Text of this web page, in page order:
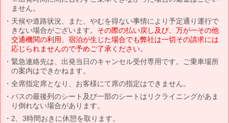
ません。
天候や道路状況、また、やむを得ない事情により予定通り運行で
きない場合がございます。 その際の払い戻し及び、万が一その他
交通機関の利用、宿泊が生じた場合でも弊社は一切その請求には
応じられませんので予めご了承ください。
緊急連絡先は、出発当日のキャンセル受付専用です。ご乗車場所
の案内はできかねます。
全席指定席となり、お客様にて席の指定はできません。
バスの最後列のシート及び一部のシートはリクライニングがあま
り倒れない場合があります。
2、3時間おきに休憩を取ります。